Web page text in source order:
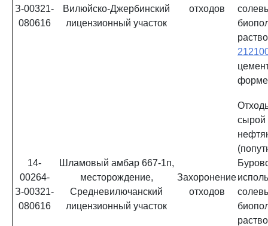
З-00321-
080616
Вилюйско-Джербинский
лицензионный участок
отходов
14-
00264-
З-00321-
080616
Шламовый амбар 667-1п,
месторождение,
Средневилючанский
лицензионный участок
Захоронение
отходов